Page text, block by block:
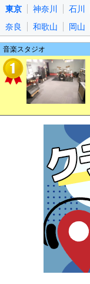
東京
神奈川 石川
奈良
和歌山 岡山
音楽スタジオ